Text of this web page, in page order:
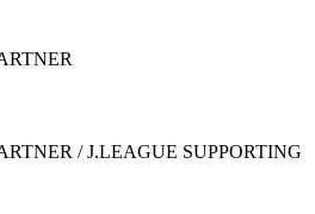
/ J.LEAGUE SUPPORTING